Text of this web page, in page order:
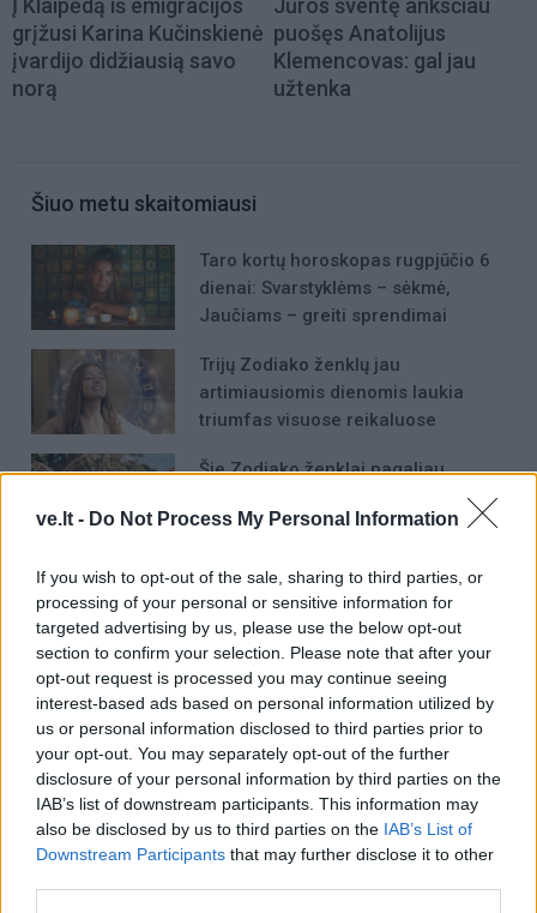
ve.lt - Do Not Process My Personal Information
If you wish to opt-out of the sale, sharing to third parties, or
processing of your personal or sensitive information for
targeted advertising by us, please use the below opt-out
section to confirm your selection. Please note that after your
opt-out request is processed you may continue seeing
interest-based ads based on personal information utilized by
us or personal information disclosed to third parties prior to
your opt-out. You may separately opt-out of the further
disclosure of your personal information by third parties on the
IAB’s list of downstream participants. This information may
also be disclosed by us to third parties on the IAB’s List of
Downstream Participants that may further disclose it to other
Į Klaipėdą iš emigracijos
grįžusi Karina Kučinskienė
įvardijo didžiausią savo
norą
Jūros šventę anksčiau
puošęs Anatolijus
Klemencovas: gal jau
užtenka
Šiuo metu skaitomiausi
Taro kortų horoskopas rugpjūčio 6
dienai: Svarstyklėms – sėkmė,
Jaučiams – greiti sprendimai
Trijų Zodiako ženklų jau
artimiausiomis dienomis laukia
triumfas visuose reikaluose
Šie Zodiako ženklai pagaliau
pasieks proveržį, kurio taip ilgai
laukė
Komentarai
Rašyti komentarą
Jūsų vardas